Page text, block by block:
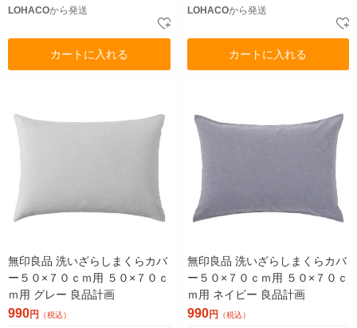
LOHACOから発送
カートに入れる
LOHACOから発送
カートに入れる
無印良品 洗いざらしまくらカバ
ー５０×７０ｃｍ用 ５０×７０ｃ
ｍ用 グレー 良品計画
990円 （税込）
無印良品 洗いざらしまくらカバ
ー５０×７０ｃｍ用 ５０×７０ｃ
ｍ用 ネイビー 良品計画
990円 （税込）